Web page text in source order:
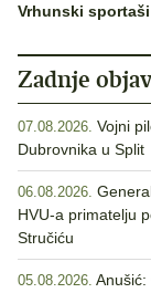
Vrhunski sportaši
Zadnje
07.08.2026. Vojni
Dubrovnika u Split
06.08.2026.
HVU-a primatelju
Stručiću
05.08.2026. Anušić: